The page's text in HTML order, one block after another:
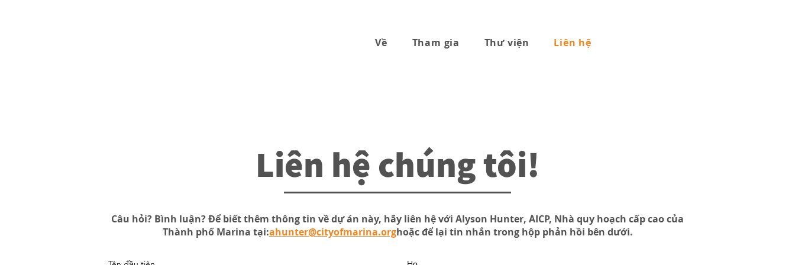
Về Tham gia Thư viện Liên hệ
Liên hệ chúng tôi!
Câu hỏi? Bình luận? Để biết thêm thông tin về dự án này, hãy liên hệ với Alyson Hunter, AICP, Nhà quy hoạch cấp cao của
Thành phố Marina tại:ahunter@cityofmarina.orghoặc để lại tin nhắn trong hộp phản hồi bên dưới.